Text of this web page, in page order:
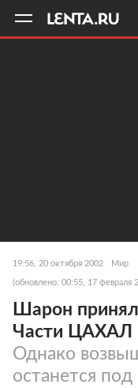
19:56, 20 октября 2002 Мир
(обновлено: 00:55, 17 февраля
Шарон
Части ЦАХАЛ
Однако
останется